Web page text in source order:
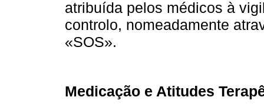
atribuída pelos médicos à
controlo, nomeadamente
«SOS».
Medicação e Atitudes